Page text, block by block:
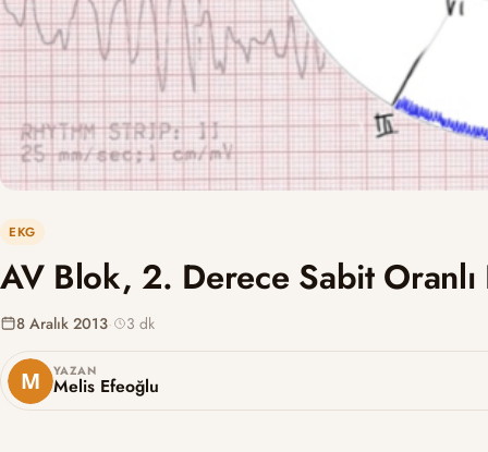
EKG
AV Blok, 2. Derece Sabit
YAZAN
Melis Efeoğlu
8 Aralık 2013· 3 dk